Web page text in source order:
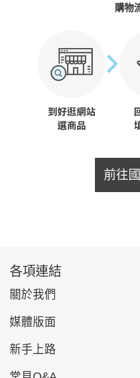
購物
前往
各項連結
關於我們
媒體版面
新手上路